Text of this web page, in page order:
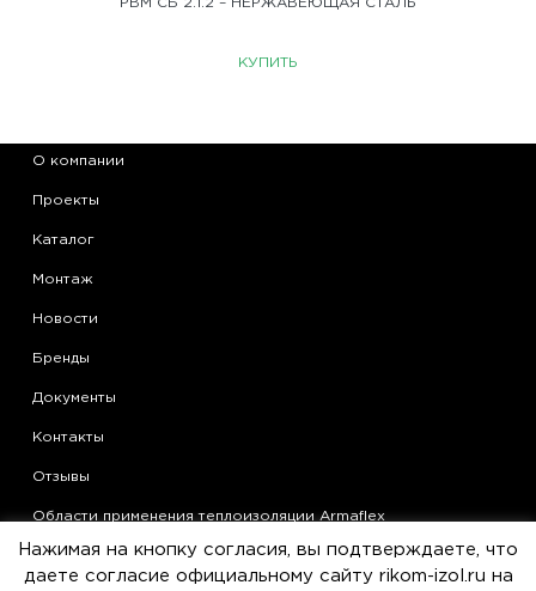
РВМ СБ 2.1.2 – НЕРЖАВЕЮЩАЯ СТАЛЬ
КУПИТЬ
О компании
Проекты
Каталог
Монтаж
Новости
Бренды
Документы
Контакты
Отзывы
Области применения теплоизоляции Armaflex
Статьи
Нажимая на кнопку согласия, вы подтверждаете, что
даете согласие официальному сайту rikom-izol.ru на